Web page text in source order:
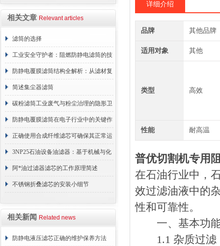
相关文章 Relevant articles
滤筒的选择
工业安全守护者：阻燃防静电滤筒的技
术原理与应用解析
防静电覆膜滤筒结构全解析：从滤材复
合到整体成型
简述集尘器滤筒
碳粉滤筒工业废气与粉尘治理的隐形卫
士
防静电覆膜滤筒在电子行业中的关键作
用
正确使用合成纤维滤芯可确保其正常运
行
3NP25石油设备油滤器：基于机械与化
学协同的油液净化核心
阿*油过滤器滤芯的工作原理简述
不锈钢折叠滤芯的安装小细节
相关新闻 Related news
防静电液压滤芯正确的维护保养方法
详细介绍
品牌 其他品牌
适用对象 其他
类型 高效
性能 耐高温
普优切割机专用
在石油行业中，
效过滤油液中的
性和可靠性。
一、基本功
1.1 杂质过滤